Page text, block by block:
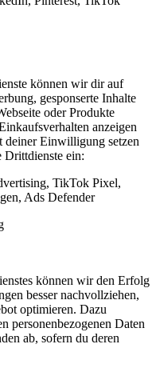
können wir dir auf
gesponserte Inhalte
oder Produkte
anzeigen
deiner Einwilligung setzen
Drittdienste ein:
TikTok Pixel,
Ads Defender
können wir den Erfolg
besser nachvollziehen,
optimieren. Dazu
personenbezogenen Daten
ab, sofern du deren